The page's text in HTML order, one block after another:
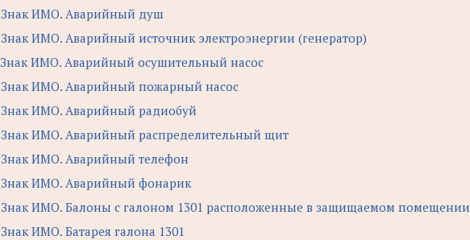
Знак ИМО. Аварийный душ
Знак ИМО. Аварийный источник электроэнергии (генератор)
Знак ИМО. Аварийный осушительный насос
Знак ИМО. Аварийный пожарный насос
Знак ИМО. Аварийный радиобуй
Знак ИМО. Аварийный распределительный щит
Знак ИМО. Аварийный телефон
Знак ИМО. Аварийный фонарик
Знак ИМО. Балоны с галоном 1301 расположенные в защищаемом помещении
Знак ИМО. Батарея галона 1301